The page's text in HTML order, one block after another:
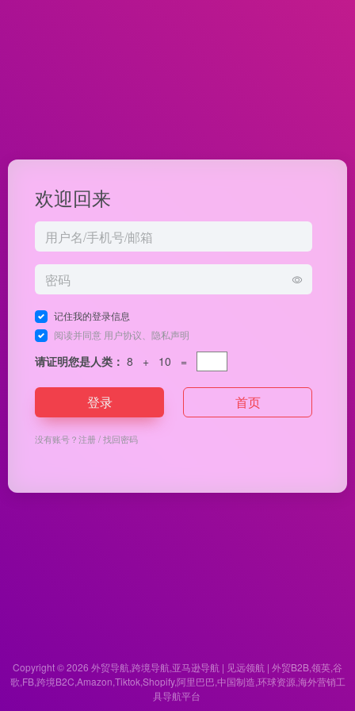
欢迎回来
记住我的登录信息
阅读并同意 用户协议 隐私声明
请证明您是人类： 8 + 10 =
登录 首页
没有账号？注册/找回密码
Copyright © 2026 外贸导航,跨境导航,亚马逊导航 | 见远领航 | 外贸B2B,领英,谷
歌,FB,跨境B2C,Amazon,Tiktok,Shopify,阿里巴巴,中国制造,环球资源,海外营销工
具导航平台